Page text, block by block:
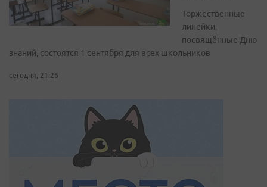
Торжественные
линейки,
посвящённые Дню
знаний, состоятся 1 сентября для всех школьников
сегодня, 21:26